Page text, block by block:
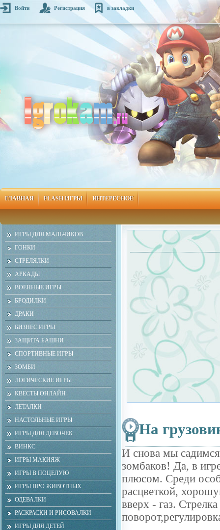
Войти Регистрация в закладки
ГЛАВНАЯ FLASH ИГРЫ ИНТЕРЕСНОЕ
ИГРЫ ДЛЯ МАЛЬЧИКОВ
ГОНКИ
СТРЕЛЯЛКИ
АРКАДЫ
ВОЕННЫЕ ИГРЫ
БРОДИЛКИ
ДРАКИ
БИЗНЕС ИГРЫ
ЗАЩИТА БАШНИ
СПОРТИВНЫЕ ИГРЫ
ЗОМБИ
ЛОГИЧЕСКИЕ ИГРЫ
КВЕСТЫ ОНЛАЙН
ЛЕТАЛКИ
НАСТОЛЬНЫЕ ИГРЫ
ИГРЫ ДЛЯ ДЕВОЧЕК
ВИНКС
ИГРЫ МАКИЯЖ
ИГРЫ В ПОЦЕЛУЮ
ИГРЫ ПРО ЖИВОТНЫХ
ОДЕВАЛКИ
РАСКРАСКИ И РИСОВАЛКИ
ИГРЫ ДЛЯ ДЕТЕЙ
На
И снова мы
зомбаков! Да, в
плюсом. Среди
расцветкой,
вверх - газ.